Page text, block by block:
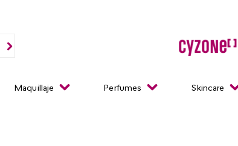
Maquillaje Perfumes Skincare